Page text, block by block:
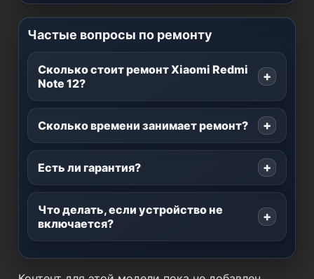
Частые вопросы по ремонту
Сколько стоит ремонт Xiaomi Redmi
Note 12?
Сколько времени занимает ремонт?
Есть ли гарантия?
Что делать, если устройство не
включается?